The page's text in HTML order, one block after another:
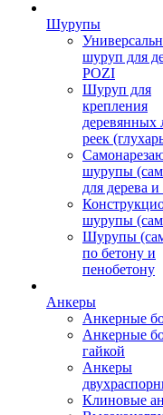
Шурупы
шуруп для
POZI
Шуруп для
крепления
деревянных
реек
шурупы
для дерева и
шурупы
Шурупы
по бетону и
пенобетону
Анкеры
Анкерные
Анкерные
гайкой
Анкеры
Клиновые